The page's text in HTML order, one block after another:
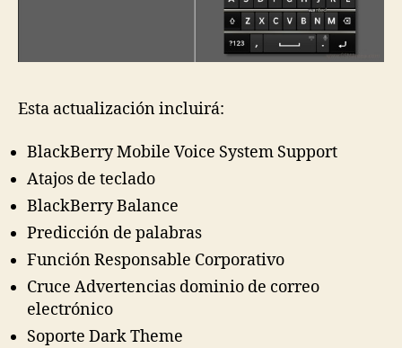
Esta actualización incluirá:
BlackBerry Mobile Voice System Support
Atajos de teclado
BlackBerry Balance
Predicción de palabras
Función Responsable Corporativo
Cruce Advertencias dominio de correo
electrónico
Soporte Dark Theme